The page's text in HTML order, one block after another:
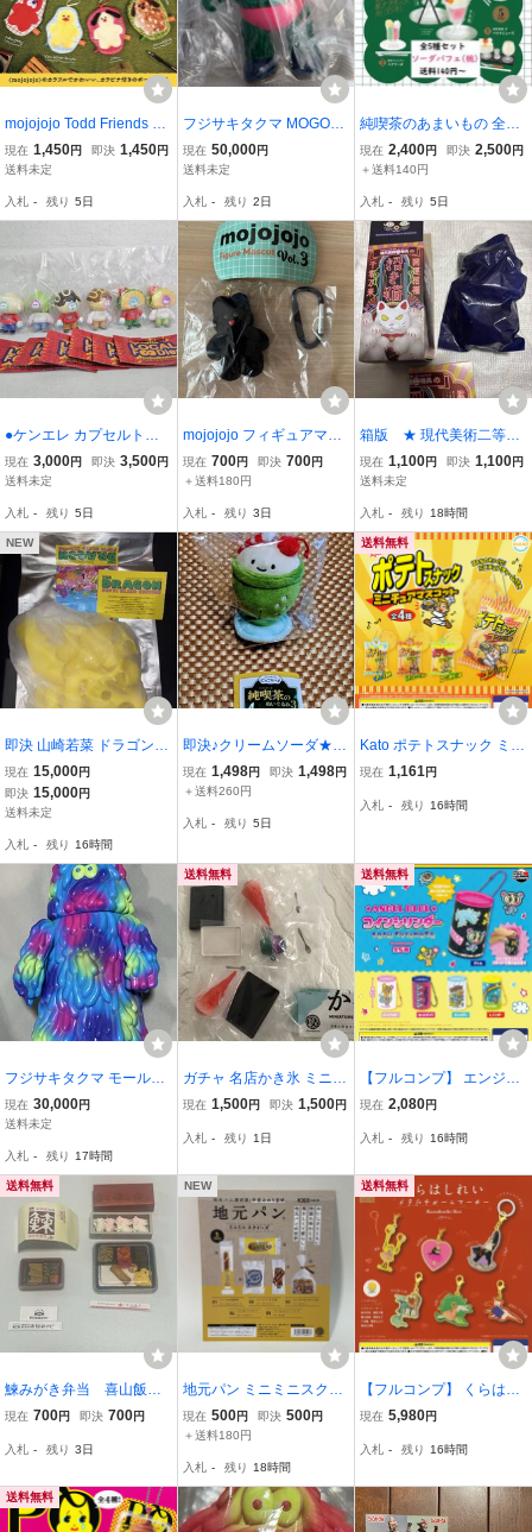
mojojojo Todd Friends po
uch ポーチ カプセル版 全
4種 セット 新品未使用 カ
ケンエレファント
現在 1,450円 即決 1,450円
送料未定
入札 - 残り 5日
フジサキタクマ MOGOLS
モールミュータント モー
ルエイリアン ピンクパン
ギュア ソフビ【グリー
ン】
現在 50,000円
送料未定
入札 - 残り 2日
純喫茶のあまいもの 全5
種セット ガチャ フィギュ
ア 喫茶ジュリアン ペアソ
フェ ピーチ(桃)
現在 2,400円 即決 2,500円
＋送料140円
入札 - 残り 5日
●ケンエレ カプセルトイ
★ヒューマンロボット ロ
ーカルフーディーズ 全6
ES HUMAN ROBOT●未使
用 ミニブックつき
現在 3,000円 即決 3,500円
送料未定
入札 - 残り 5日
mojojojo フィギュアマス
コット Cherry on top 限定
カラー ブラック カラ
ント
現在 700円 即決 700円
＋送料180円
入札 - 残り 3日
箱版 ★ 現代美術二等兵
の招き猫 千客万ライラ
イライライライ 未開封
現在 1,100円 即決 1,100円
送料未定
入札 - 残り 18時間
NEW
即決 山崎若菜 ドラゴン
ソフビ キット イエロー w
akana yamazaki 新品未使
用品 DRAGON sofvi フィ
現在 15,000円
即決 15,000円
送料未定
入札 - 残り 16時間
即決♪クリームソーダ★メ
ロン★純喫茶のぬいぐる
み★3★にっこりーノ★に
ロンソーダ★ソーダフロ
現在 1,498円 即決 1,498円
＋送料260円
入札 - 残り 5日
送料無料
Kato ポテトスナック ミニ
チュアマスコット ウルト
【全4種フルコンプセッ
現在 1,161円
入札 - 残り 16時間
フジサキタクマ モールエ
イリアン モールミュータ
ント フィギュア ソフビ
現在 30,000円
送料未定
入札 - 残り 17時間
送料無料
ガチャ 名店かき氷 ミニチ
ュアコレクション ミニチ
ト 栃木 寿氷 もおかのい
トマス試験紙氷
現在 1,500円 即決 1,500円
入札 - 残り 1日
送料無料
【フルコンプ】 エンジェ
ルブルー コインシリンダ
トラニュープランニング
セルトイ [111376]
現在 2,080円
入札 - 残り 16時間
送料無料
鰊みがき弁当 喜山飯店
お弁当 たらふくもな
ア 3個セット
現在 700円 即決 700円
入札 - 残り 3日
NEW
地元パン ミニミニスクイ
ーズ 台紙 Y
現在 500円 即決 500円
＋送料180円
入札 - 残り 18時間
送料無料
【フルコンプ】 くらはし
れい メタルチャームマー
ルトラニュープランニン
セルトイ 111380
現在 5,980円
入札 - 残り 16時間
送料無料